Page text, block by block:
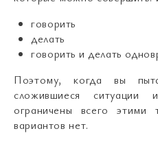
говорить
делать
говорить и делать
Поэтому, когда вы
сложившиеся
ограничены всего этими
вариантов нет.